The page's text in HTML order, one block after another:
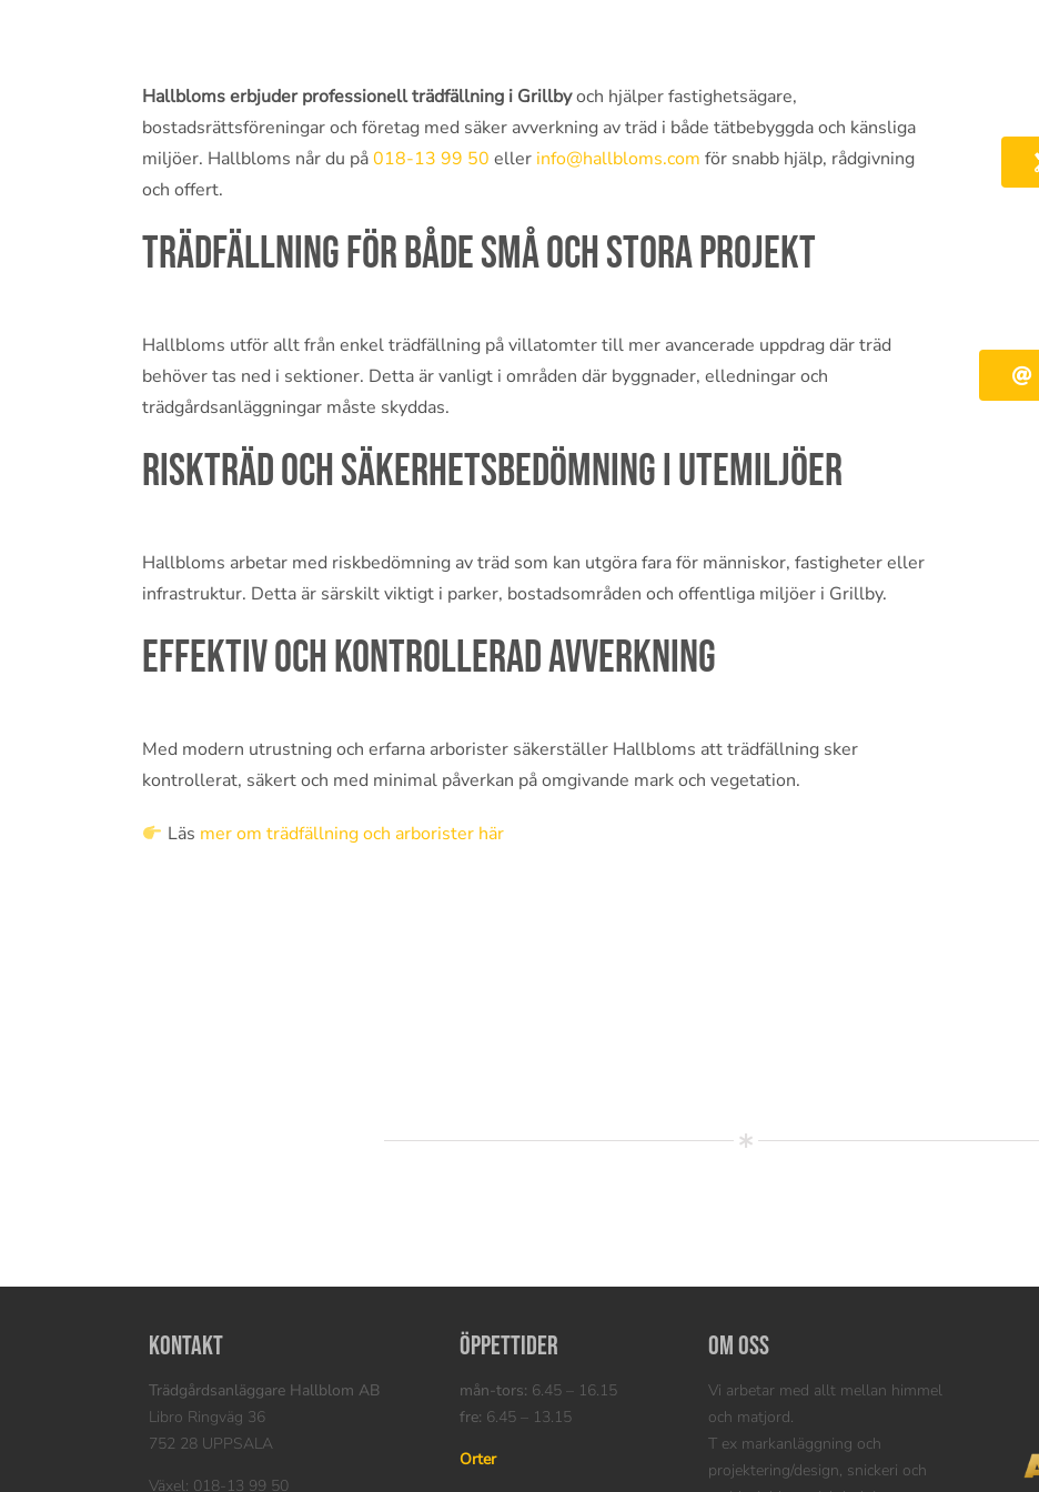
Hallbloms erbjuder professionell trädfällning i Grillbyoch hjälper fastighetsägare,
bostadsrättsföreningar och företag med säker avverkning av träd i både tätbebyggda och känsliga
miljöer. Hallbloms når du på018-13 99 50 eller info@hallbloms.com för snabb hjälp, rådgivning
och offert.
Trädfällning för både små och stora projekt
Hallbloms utför allt från enkel trädfällning på villatomter till mer avancerade uppdrag där träd
behöver tas ned i sektioner. Detta är vanligt i områden där byggnader, elledningar och
trädgårdsanläggningar måste skyddas.
Riskträd och säkerhetsbedömning i utemiljöer
Hallbloms arbetar med riskbedömning av träd som kan utgöra fara för människor, fastigheter eller
infrastruktur. Detta är särskilt viktigt i parker, bostadsområden och offentliga miljöer i Grillby.
Effektiv och kontrollerad avverkning
Med modern utrustning och erfarna arborister säkerställer Hallbloms att trädfällning sker
kontrollerat, säkert och med minimal påverkan på omgivande mark och vegetation.
Läs mer om trädfällning och arborister här
Kontakt
Trädgårdsanläggare Hallblom AB
Libro Ringväg 36
752 28 UPPSALA
Växel: 018-13 99 50
Öppettider
mån-tors: 6.45 – 16.15
fre: 6.45 – 13.15
Orter
Om oss
Vi arbetar med allt mellan himmel
och matjord.
T ex markanläggning och
projektering/design, snickeri och